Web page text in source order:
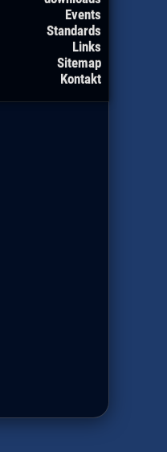
Events
Standards
Links
Sitemap
Kontakt